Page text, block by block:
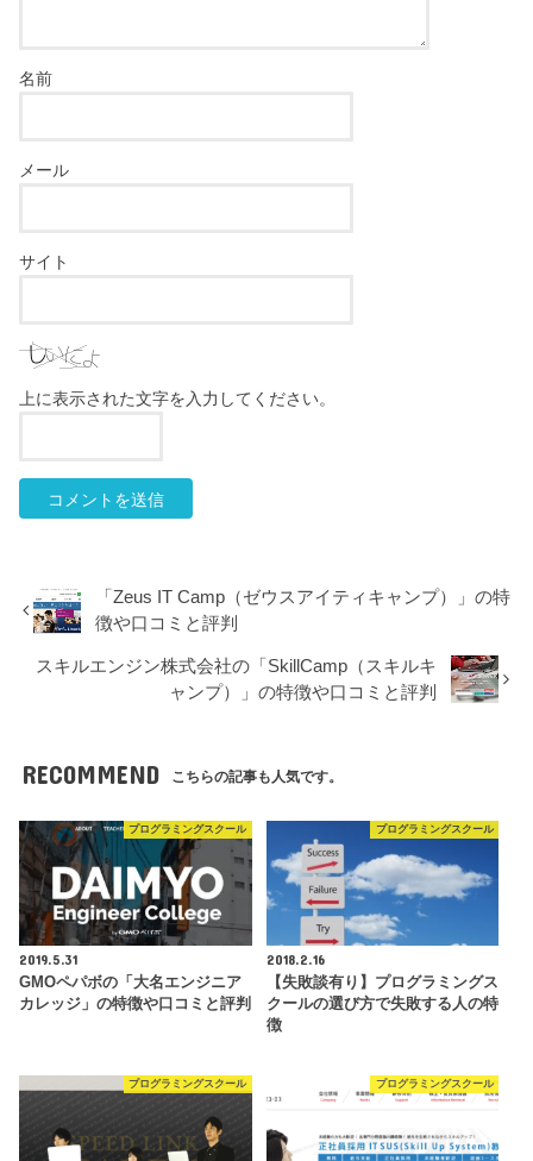
名前
メール
サイト
上に表示された文字を入力してください。
「Zeus IT Camp（ゼウスアイティキャンプ）」の特
徴や口コミと評判
スキルエンジン株式会社の「SkillCamp（スキルキ
ャンプ）」の特徴や口コミと評判
RECOMMEND こちらの記事も人気です。
プログラミングスクール
2019.5.31
GMOペパボの「大名エンジニア
カレッジ」の特徴や口コミと評判
プログラミングスクール
2018.2.16
【失敗談有り】プログラミングス
クールの選び方で失敗する人の特
徴
プログラミングスクール プログラミングスクール